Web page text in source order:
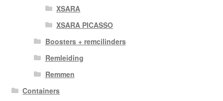
XSARA
XSARA PICASSO
Boosters + remcilinders
Remleiding
Remmen
Containers